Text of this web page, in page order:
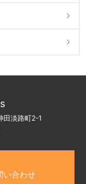
田淡路町2-1
い合わせ